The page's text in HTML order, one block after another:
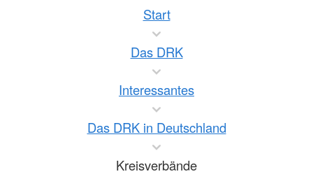
Start
Das DRK
Interessantes
Das DRK in Deutschland
Kreisverbände